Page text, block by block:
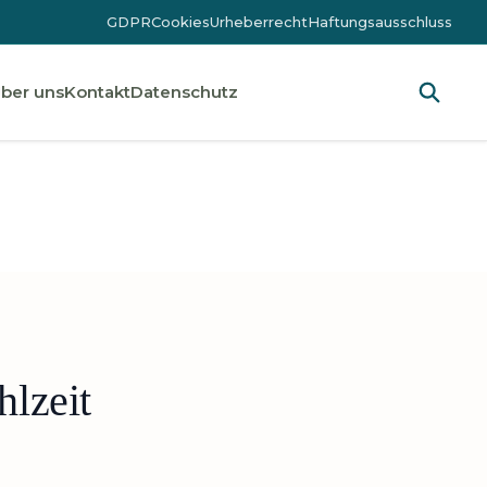
GDPRCookiesUrheberrechtHaftungsausschluss
unsKontaktDatenschutz